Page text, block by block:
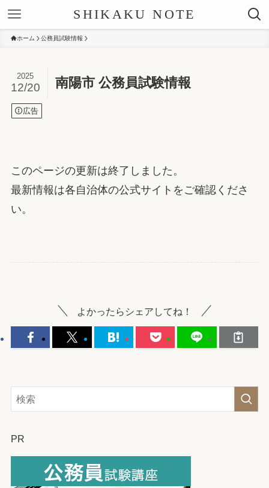
SHIKAKU NOTE
ホーム 公務員試験情報
南陽市 公務員試験情報
2025
12/20
広告
このページの更新は終了しました。
最新情報は各自治体の公式サイトをご確認くださ
い。
よかったらシェアしてね！
PR